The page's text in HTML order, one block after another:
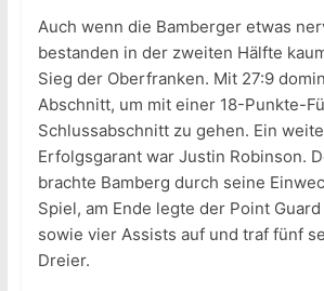
Auch wenn die Bamberger etwas
bestanden in der zweiten Hälfte
Sieg der Oberfranken. Mit 27:9
Abschnitt, um mit einer 18-Punkte-
Schlussabschnitt zu gehen. Ein
Erfolgsgarant war Justin Robinson.
brachte Bamberg durch seine
Spiel, am Ende legte der Point
sowie vier Assists auf und traf fünf
Dreier.